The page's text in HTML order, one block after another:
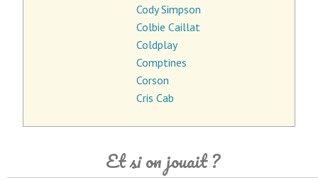
Cody Simpson
Colbie Caillat
Coldplay
Comptines
Corson
Cris Cab
Et si on jouait ?